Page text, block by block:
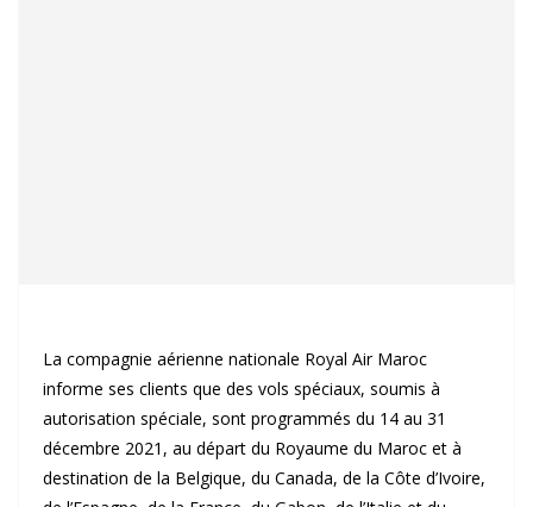
La compagnie aérienne nationale Royal Air Maroc
informe ses clients que des vols spéciaux, soumis à
autorisation spéciale, sont programmés du 14 au 31
décembre 2021, au départ du Royaume du Maroc et à
destination de la Belgique, du Canada, de la Côte d’Ivoire,